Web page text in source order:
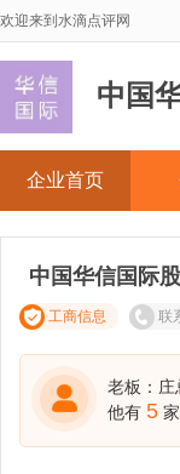
欢迎来到水滴点评网
中国
企业首页
中国华信国际
工商信息 联
老板：庄
他有 5